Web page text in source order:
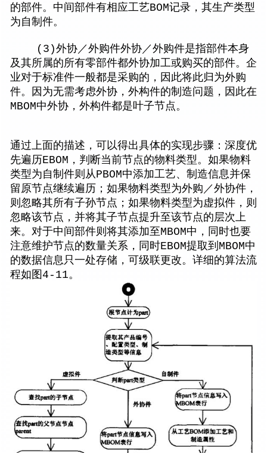
的部件。中间部件有相应工艺BOM记录，其生产类型
为自制件。
(3)外协／外购件外协／外购件是指部件本身
及其所属的所有零部件都外协加工或购买的部件。企
业对于标准件一般都是采购的，因此将此归为外购
件。因为无需考虑外协，外构件的制造问题，因此在
MBOM中外协，外构件都是叶子节点。
通过上面的描述，可以得出具体的实现步骤：深度优
先遍历EBOM，判断当前节点的物料类型。如果物料
类型为自制件则从PBOM中添加工艺、制造信息并保
留原节点继续遍历；如果物料类型为外购／外协件，
则忽略其所有子孙节点；如果物料类型为虚拟件，则
忽略该节点，并将其子节点提升至该节点的层次上
来。对于中间部件则将其添加至MBOM中，同时也要
注意维护节点的数量关系，同时EBOM提取到MBOM中
的数据信息只一处存储，可级联更改。详细的算法流
程如图4-11。